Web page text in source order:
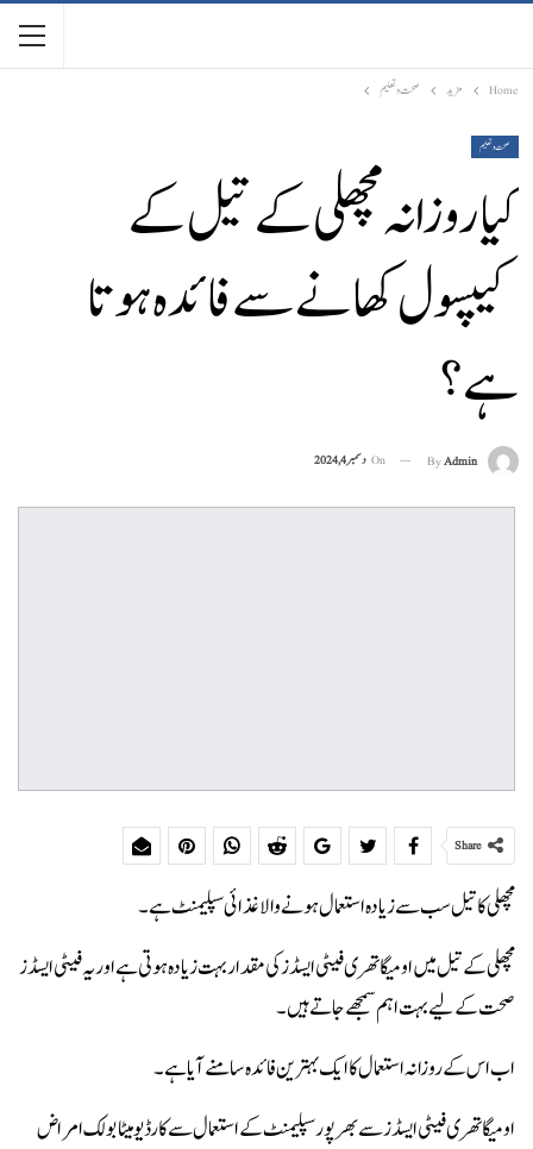
Home مزید صحت و تعلیم
صحت و تعلیم
کیا روزانہ مچھلی کے تیل کے
کیپسول کھانے سے فائدہ ہوتا
ہے؟
ByAdmin
On دسمبر 4, 2024
Share
مچھلی کا تیل سب سے زیادہ استعمال ہونے والا غذائی سپلیمنٹ ہے۔
مچھلی کے تیل میں اومیگا تھری فیٹی ایسڈز کی مقدار بہت زیادہ ہوتی ہے اور یہ فیٹی ایسڈز
صحت کے لیے بہت اہم سمجھے جاتے ہیں۔
اب اس کے روزانہ استعمال کا ایک بہترین فائدہ سامنے آیا ہے۔
اومیگا تھری فیٹی ایسڈز سے بھرپور سپلیمنٹ کے استعمال سے کارڈیومیٹابولک امراض